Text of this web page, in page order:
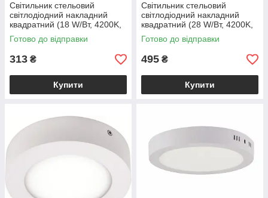
Світильник стельовий
світлодіодний накладний
квадратний (18 W/Вт, 4200K,
1300 lm, IP20, білий) ARINA-
18
Готово до відправки
313 ₴
Купити
Світильник стельовий
світлодіодний накладний
квадратний (28 W/Вт, 4200K,
1960 lm, IP20, білий) ARINA-
28
Готово до відправки
495 ₴
Купити